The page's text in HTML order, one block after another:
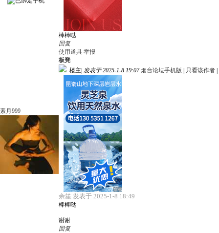
棒棒哒
回复
使用道具 举报
素月999
板凳
楼主 发表于 2025-1-8 19:07 烟台论坛手机版 只看该作者
余笙 发表于 2025-1-8 18:49
棒棒哒
谢谢
回复